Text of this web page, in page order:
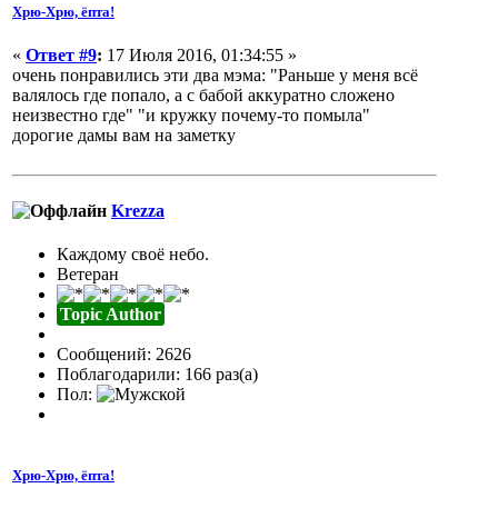
Хрю-Хрю, ёпта!
« Ответ #9: 17 Июля 2016, 01:34:55 »
очень понравились эти два мэма: "Раньше у меня всё
валялось где попало, а с бабой аккуратно сложено
неизвестно где" "и кружку почему-то помыла"
дорогие дамы вам на заметку
Krezza
Каждому своё небо.
Ветеран
Topic Author
Сообщений: 2626
Поблагодарили: 166 раз(а)
Пол:
Хрю-Хрю, ёпта!